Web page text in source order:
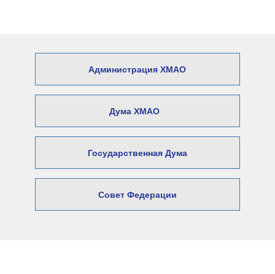
Администрация ХМАО
Дума ХМАО
Государственная Дума
Совет Федерации